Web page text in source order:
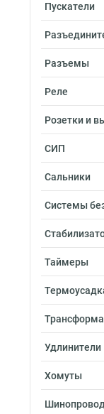
Пускатели
Разъемы
Реле
Розетки и
СИП
Сальники
Системы
Таймеры
Удлинители
Хомуты
Шинопровод